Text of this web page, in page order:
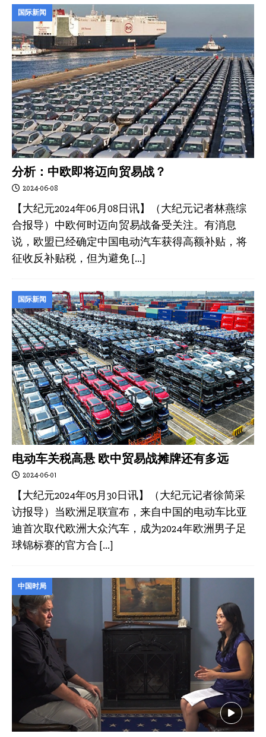
国际新闻
分析：中欧即将迈向贸易战？
2024-06-08
【大纪元2024年06月08日讯】（大纪元记者林燕综
合报导）中欧何时迈向贸易战备受关注。有消息
说，欧盟已经确定中国电动汽车获得高额补贴，将
征收反补贴税，但为避免[…]
国际新闻
电动车关税高悬 欧中贸易战摊牌还有多远
2024-06-01
【大纪元2024年05月30日讯】（大纪元记者徐简采
访报导）当欧洲足联宣布，来自中国的电动车比亚
迪首次取代欧洲大众汽车，成为2024年欧洲男子足
球锦标赛的官方合 […]
中国时局